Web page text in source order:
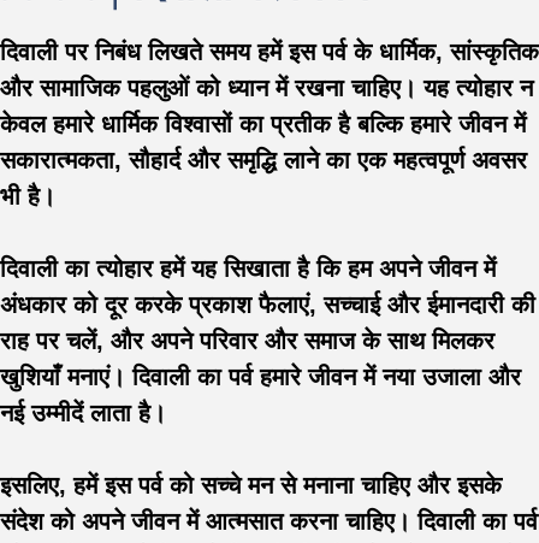
दिवाली पर निबंध लिखते समय हमें इस पर्व के धार्मिक, सांस्कृतिक
और सामाजिक पहलुओं को ध्यान में रखना चाहिए। यह त्योहार न
केवल हमारे धार्मिक विश्वासों का प्रतीक है बल्कि हमारे जीवन में
सकारात्मकता, सौहार्द और समृद्धि लाने का एक महत्वपूर्ण अवसर
भी है।
दिवाली का त्योहार हमें यह सिखाता है कि हम अपने जीवन में
अंधकार को दूर करके प्रकाश फैलाएं, सच्चाई और ईमानदारी की
राह पर चलें, और अपने परिवार और समाज के साथ मिलकर
खुशियाँ मनाएं। दिवाली का पर्व हमारे जीवन में नया उजाला और
नई उम्मीदें लाता है।
इसलिए, हमें इस पर्व को सच्चे मन से मनाना चाहिए और इसके
संदेश को अपने जीवन में आत्मसात करना चाहिए। दिवाली का पर्व